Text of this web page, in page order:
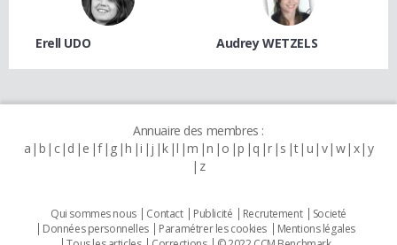
Erell UDO Audrey WETZELS
Annuaire des membres :
a b c d e f g h i j k l m n o p q r s t u v w x y
z
Qui sommes nous Contact Publicité Recrutement
Societé
Données personnelles
Paramétrer les cookies
Mentions légales